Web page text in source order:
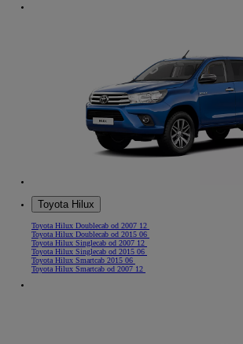
Toyota Hilux
Toyota Hilux Doublecab od 2007 12
Toyota Hilux Doublecab od 2015 06
Toyota Hilux Singlecab od 2007 12
Toyota Hilux Singlecab od 2015 06
Toyota Hilux Smartcab 2015 06
Toyota Hilux Smartcab od 2007 12